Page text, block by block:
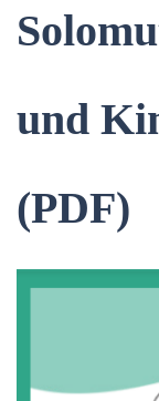
und
(PDF)